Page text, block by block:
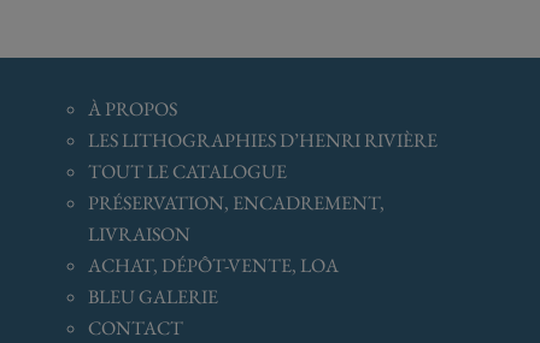
BLEU GALERIE
CONTACT
CONDITIONS GÉNÉRALES
  